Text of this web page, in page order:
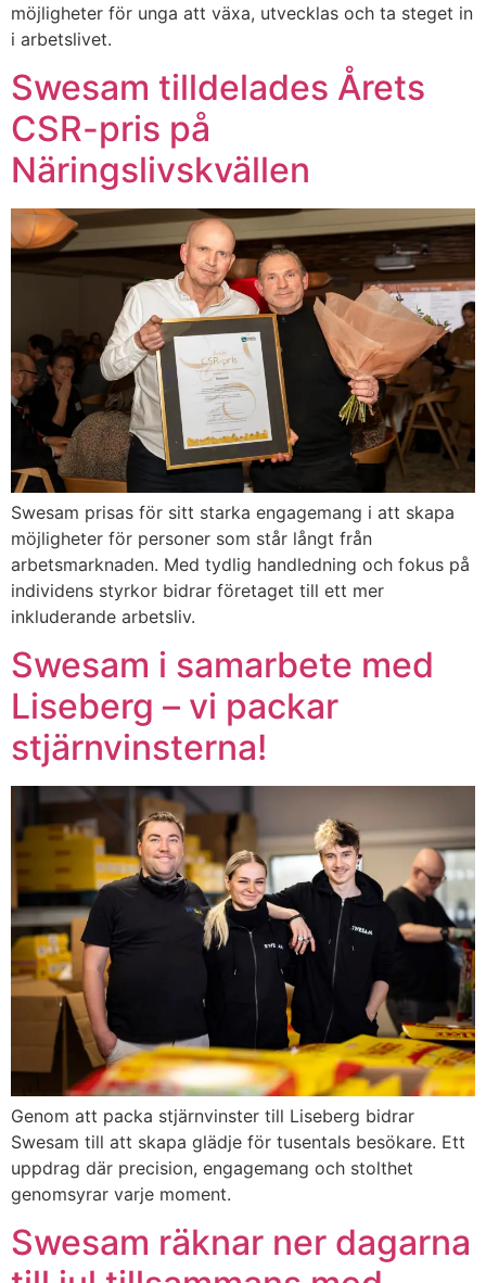
möjligheter för unga att växa, utvecklas och ta steget in
i arbetslivet.
Swesam tilldelades Årets
CSR-pris på
Näringslivskvällen
Swesam prisas för sitt starka engagemang i att skapa
möjligheter för personer som står långt från
arbetsmarknaden. Med tydlig handledning och fokus på
individens styrkor bidrar företaget till ett mer
inkluderande arbetsliv.
Swesam i samarbete med
Liseberg – vi packar
stjärnvinsterna!
Genom att packa stjärnvinster till Liseberg bidrar
Swesam till att skapa glädje för tusentals besökare. Ett
uppdrag där precision, engagemang och stolthet
genomsyrar varje moment.
Swesam räknar ner dagarna